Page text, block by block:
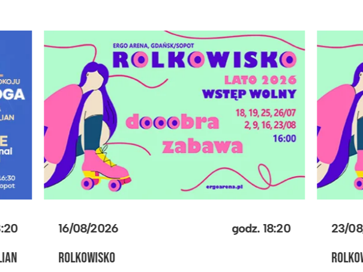
23/08/2026 18:20
ROLKOWISKO
30/08/2026
MECZ